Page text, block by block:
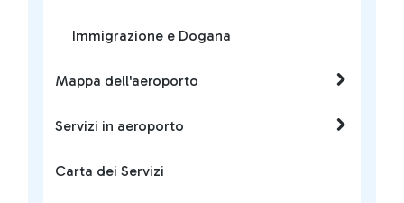
Immigrazione e Dogana
Mappa dell'aeroporto
Servizi in aeroporto
Carta dei Servizi